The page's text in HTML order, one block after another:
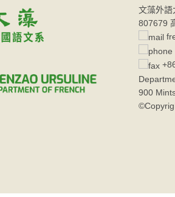
文藻外
807679
900